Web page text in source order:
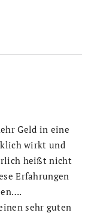
Geld in eine
wirkt und
heißt nicht
Erfahrungen
sehr guten